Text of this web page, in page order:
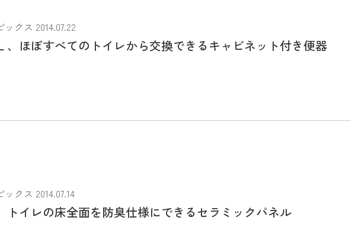
クス 2014.07.22
、ほぼすべてのトイレから交換できるキャビネット付き便器
クス 2014.07.14
トイレの床全面を防臭仕様にできるセラミックパネル